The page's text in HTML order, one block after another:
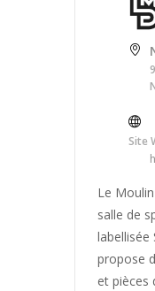
Site
Le
salle de
labellisée
propose
et pièces